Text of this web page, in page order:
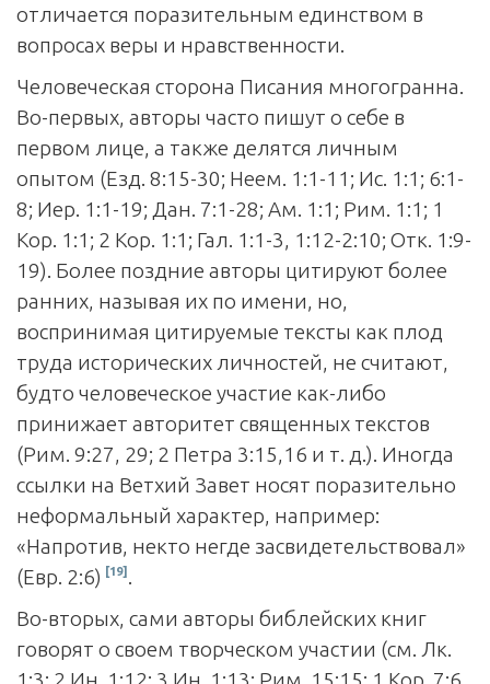
отличается поразительным единством в
вопросах веры и нравственности.
Человеческая сторона Писания многогранна.
Во-первых, авторы часто пишут о себе в
первом лице, а также делятся личным
опытом (Езд. 8:15-30; Неем. 1:1-11; Ис. 1:1; 6:1-
8; Иер. 1:1-19; Дан. 7:1-28; Ам. 1:1; Рим. 1:1; 1
Кор. 1:1; 2 Кор. 1:1; Гал. 1:1-3, 1:12-2:10; Отк. 1:9-
19). Более поздние авторы цитируют более
ранних, называя их по имени, но,
воспринимая цитируемые тексты как плод
труда исторических личностей, не считают,
будто человеческое участие как-либо
принижает авторитет священных текстов
(Рим. 9:27, 29; 2 Петра 3:15,16 и т. д.). Иногда
ссылки на Ветхий Завет носят поразительно
неформальный характер, например:
«Напротив, некто негде засвидетельствовал»
(Евр. 2:6) [19] .
Во-вторых, сами авторы библейских книг
говорят о своем творческом участии (см. Лк.
1:3; 2 Ин. 1:12; 3 Ин. 1:13; Рим. 15:15; 1 Кор. 7:6